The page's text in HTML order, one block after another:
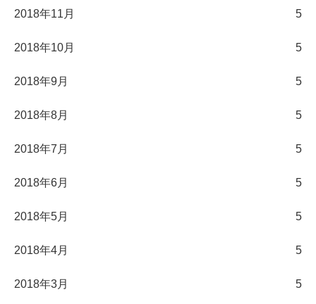
2018年11月 5
2018年10月 5
2018年9月 5
2018年8月 5
2018年7月 5
2018年6月 5
2018年5月 5
2018年4月 5
2018年3月 5